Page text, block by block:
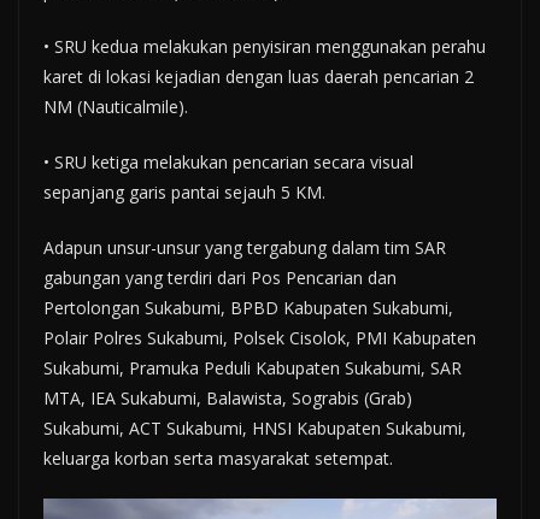
• SRU kedua melakukan penyisiran menggunakan perahu
karet di lokasi kejadian dengan luas daerah pencarian 2
NM (Nauticalmile).
• SRU ketiga melakukan pencarian secara visual
sepanjang garis pantai sejauh 5 KM.
Adapun unsur-unsur yang tergabung dalam tim SAR
gabungan yang terdiri dari Pos Pencarian dan
Pertolongan Sukabumi, BPBD Kabupaten Sukabumi,
Polair Polres Sukabumi, Polsek Cisolok, PMI Kabupaten
Sukabumi, Pramuka Peduli Kabupaten Sukabumi, SAR
MTA, IEA Sukabumi, Balawista, Sograbis (Grab)
Sukabumi, ACT Sukabumi, HNSI Kabupaten Sukabumi,
keluarga korban serta masyarakat setempat.